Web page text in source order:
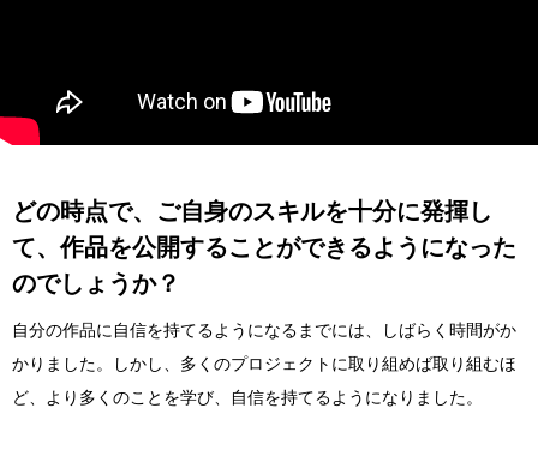
どの時点で、ご自身のスキルを十分に発揮し
て、作品を公開することができるようになった
のでしょうか？
自分の作品に自信を持てるようになるまでには、しばらく時間がか
かりました。しかし、多くのプロジェクトに取り組めば取り組むほ
ど、より多くのことを学び、自信を持てるようになりました。